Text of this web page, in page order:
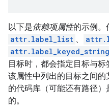
以下是依赖项属性的示例。
attr.label_list 、
目标时，都会指定目标与标
该属性中列出的目标之间
的代码库（可能还有路径
的。